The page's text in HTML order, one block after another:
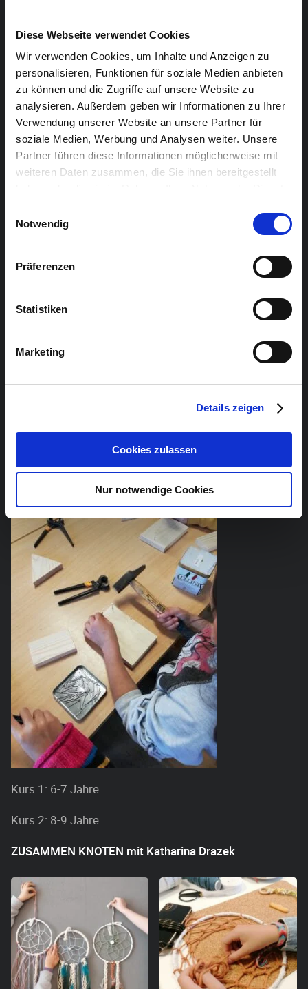
Diese Webseite verwendet Cookies
Wir verwenden Cookies, um Inhalte und Anzeigen zu
personalisieren, Funktionen für soziale Medien anbieten
zu können und die Zugriffe auf unsere Website zu
analysieren. Außerdem geben wir Informationen zu Ihrer
Verwendung unserer Website an unsere Partner für
soziale Medien, Werbung und Analysen weiter. Unsere
Partner führen diese Informationen möglicherweise mit
weiteren Daten zusammen, die Sie ihnen bereitgestellt
Notwendig
Präferenzen
Statistiken
Marketing
Details zeigen
Cookies zulassen
Nur notwendige Cookies
TIERISCHE KALENDER mit Christa Heinen
Gemeinsam bauen und gestalten wir tierische Kalender
aus Holz!
Kurs 1: 6-7 Jahre
Kurs 2: 8-9 Jahre
ZUSAMMEN KNOTEN mit Katharina Drazek